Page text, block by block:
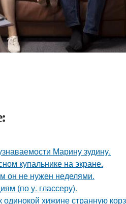
Марину зудину.
купальнике на экране.
он не нужен неделями.
(по у. глассеру).
хижине странную